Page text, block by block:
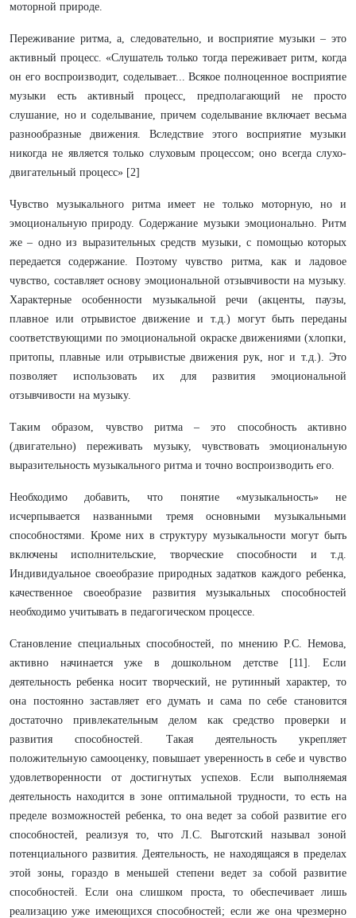
моторной природе.
Переживание ритма, а, следовательно, и восприятие музыки – это
активный процесс. «Слушатель только тогда переживает ритм, когда
он его воспроизводит, соделывает... Всякое полноценное восприятие
музыки есть активный процесс, предполагающий не просто
слушание, но и соделывание, причем соделывание включает весьма
разнообразные движения. Вследствие этого восприятие музыки
никогда не является только слуховым процессом; оно всегда слухо-
двигательный процесс» [2]
Чувство музыкального ритма имеет не только моторную, но и
эмоциональную природу. Содержание музыки эмоционально. Ритм
же – одно из выразительных средств музыки, с помощью которых
передается содержание. Поэтому чувство ритма, как и ладовое
чувство, составляет основу эмоциональной отзывчивости на музыку.
Характерные особенности музыкальной речи (акценты, паузы,
плавное или отрывистое движение и т.д.) могут быть переданы
соответствующими по эмоциональной окраске движениями (хлопки,
притопы, плавные или отрывистые движения рук, ног и т.д.). Это
позволяет использовать их для развития эмоциональной
отзывчивости на музыку.
Таким образом, чувство ритма – это способность активно
(двигательно) переживать музыку, чувствовать эмоциональную
выразительность музыкального ритма и точно воспроизводить его.
Необходимо добавить, что понятие «музыкальность» не
исчерпывается названными тремя основными музыкальными
способностями. Кроме них в структуру музыкальности могут быть
включены исполнительские, творческие способности и т.д.
Индивидуальное своеобразие природных задатков каждого ребенка,
качественное своеобразие развития музыкальных способностей
необходимо учитывать в педагогическом процессе.
Становление специальных способностей, по мнению Р.С. Немова,
активно начинается уже в дошкольном детстве [11]. Если
деятельность ребенка носит творческий, не рутинный характер, то
она постоянно заставляет его думать и сама по себе становится
достаточно привлекательным делом как средство проверки и
развития способностей. Такая деятельность укрепляет
положительную самооценку, повышает уверенность в себе и чувство
удовлетворенности от достигнутых успехов. Если выполняемая
деятельность находится в зоне оптимальной трудности, то есть на
пределе возможностей ребенка, то она ведет за собой развитие его
способностей, реализуя то, что Л.С. Выготский называл зоной
потенциального развития. Деятельность, не находящаяся в пределах
этой зоны, гораздо в меньшей степени ведет за собой развитие
способностей. Если она слишком проста, то обеспечивает лишь
реализацию уже имеющихся способностей; если же она чрезмерно